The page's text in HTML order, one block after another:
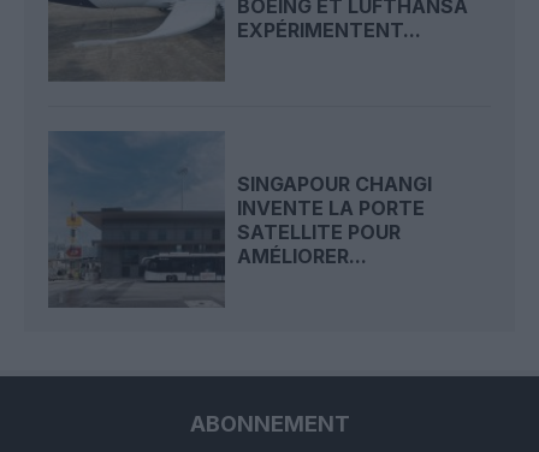
BOEING ET LUFTHANSA
EXPÉRIMENTENT...
SINGAPOUR CHANGI
INVENTE LA PORTE
SATELLITE POUR
AMÉLIORER...
ABONNEMENT